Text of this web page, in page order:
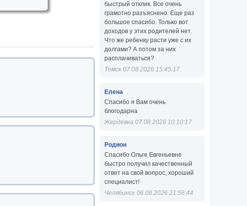
быстрый отклик. Все очень
грамотно разъяснено. Еще раз
большое спасибо. Только вот
доходов у этих родителей нет.
Что же ребенку расти уже с их
долгами? А потом за них
расплачиваться?
Томск 07.08.2026 15:45:17
Елена
Спасибо я Вам очень
блогодарна
Жердевка 07.08.2026 10:10:17
Родион
Спасибо Ольге Евгеньевне
быстро получил качественный
ответ на свой вопрос, хороший
специалист!
Челябинск 06.08.2026 21:56:44